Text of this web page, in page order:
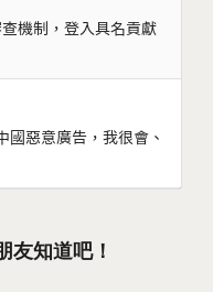
機制，登入具名貢獻
惡意廣告，我很會、
友知道吧！